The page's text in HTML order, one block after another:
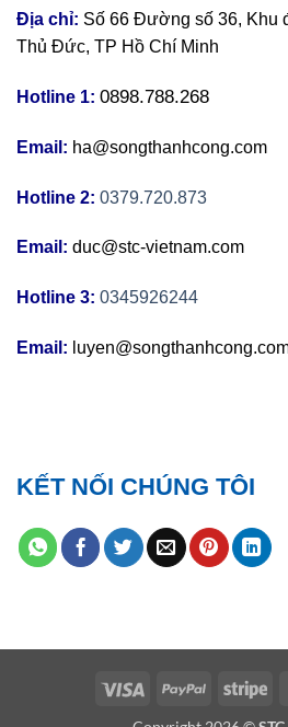
Địa chỉ: Số 66 Đường số 36, Khu
Thủ Đức, TP Hồ Chí Minh
Hotline 1: 0898.788.268
Email: ha@songthanhcong.com
Hotline 2: 0379.720.873
Email: duc@stc-vietnam.com
Hotline 3: 0345926244
Email:
KẾT NỐI CHÚNG TÔI
Visa PayPal